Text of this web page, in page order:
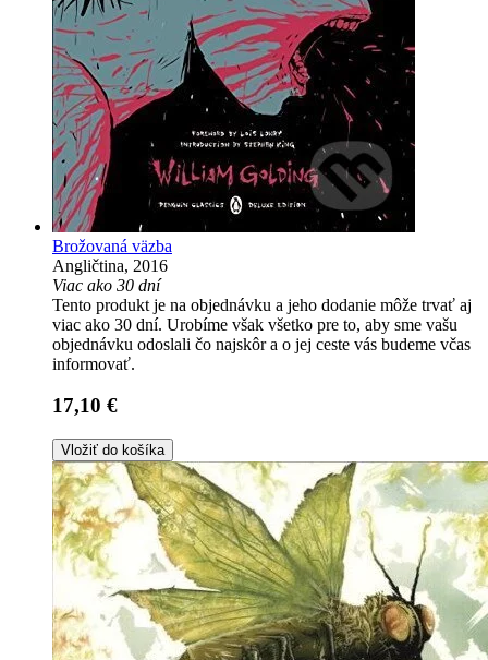
Brožovaná väzba
Angličtina, 2016
Viac ako 30 dní
Tento produkt je na objednávku a jeho dodanie môže trvať aj
viac ako 30 dní. Urobíme však všetko pre to, aby sme vašu
objednávku odoslali čo najskôr a o jej ceste vás budeme včas
informovať.
17,10 €
Vložiť do košíka